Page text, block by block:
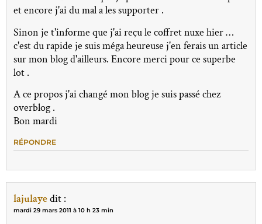
et encore j'ai du mal a les supporter .
Sinon je t'informe que j'ai reçu le coffret nuxe hier …
c'est du rapide je suis méga heureuse j'en ferais un article
sur mon blog d'ailleurs. Encore merci pour ce superbe
lot .
A ce propos j'ai changé mon blog je suis passé chez
overblog .
Bon mardi
RÉPONDRE
lajulayedit :
mardi 29 mars 2011 à 10 h 23 min